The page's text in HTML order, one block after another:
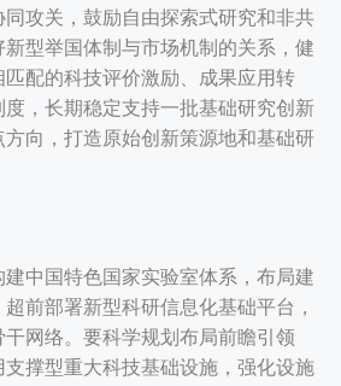
攻关，鼓励自由探索式研究和非共
型举国体制与市场机制的关系，健
配的科技评价激励、成果应用转
，长期稳定支持一批基础研究创新
向，打造原始创新策源地和基础研
中国特色国家实验室体系，布局建
前部署新型科研信息化基础平台，
网络。要科学规划布局前瞻引领
撑型重大科技基础设施，强化设施